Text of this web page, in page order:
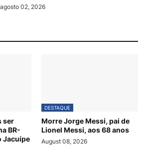
agosto 02, 2026
ser
BR-
Jacuípe
DESTAQUE
Morre Jorge Messi, pai de
Lionel Messi, aos 68 anos
August 08, 2026